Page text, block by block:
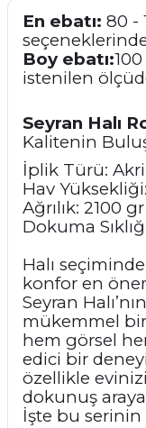
En ebatı: 80 -
Boy ebatı:
istenilen
Seyran Halı
Kalitenin
İplik Türü:
Hav
Ağrılık: 2100 gr
Dokuma
Halı
konfor en
Seyran
mükemmel
hem görsel
edici bir
özellikle
dokunuş
İşte bu serinin